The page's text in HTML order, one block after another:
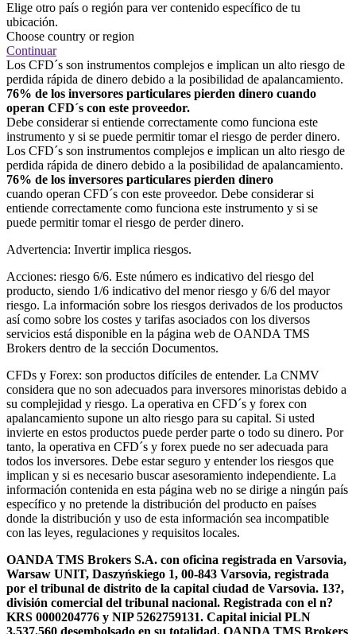
Elige otro país o región para ver contenido específico de tu
ubicación.
Choose country or region
Continuar
Los CFD´s son instrumentos complejos e implican un alto riesgo de
perdida rápida de dinero debido a la posibilidad de apalancamiento.
76% de los inversores particulares pierden dinero cuando
operan CFD´s con este proveedor.
Debe considerar si entiende correctamente como funciona este
instrumento y si se puede permitir tomar el riesgo de perder dinero.
Los CFD´s son instrumentos complejos e implican un alto riesgo de
perdida rápida de dinero debido a la posibilidad de apalancamiento.
76% de los inversores particulares pierden dinero
cuando operan CFD´s con este proveedor. Debe considerar si
entiende correctamente como funciona este instrumento y si se
puede permitir tomar el riesgo de perder dinero.
Advertencia: Invertir implica riesgos.
Acciones: riesgo 6/6. Este número es indicativo del riesgo del
producto, siendo 1/6 indicativo del menor riesgo y 6/6 del mayor
riesgo. La información sobre los riesgos derivados de los productos
así como sobre los costes y tarifas asociados con los diversos
servicios está disponible en la página web de OANDA TMS
Brokers dentro de la sección Documentos.
CFDs y Forex: son productos difíciles de entender. La CNMV
considera que no son adecuados para inversores minoristas debido a
su complejidad y riesgo. La operativa en CFD´s y forex con
apalancamiento supone un alto riesgo para su capital. Si usted
invierte en estos productos puede perder parte o todo su dinero. Por
tanto, la operativa en CFD´s y forex puede no ser adecuada para
todos los inversores. Debe estar seguro y entender los riesgos que
implican y si es necesario buscar asesoramiento independiente. La
información contenida en esta página web no se dirige a ningún país
específico y no pretende la distribución del producto en países
donde la distribución y uso de esta información sea incompatible
con las leyes, regulaciones y requisitos locales.
OANDA TMS Brokers S.A. con oficina registrada en Varsovia,
Warsaw UNIT, Daszyńskiego 1, 00-843 Varsovia, registrada
por el tribunal de distrito de la capital ciudad de Varsovia. 13?,
división comercial del tribunal nacional. Registrada con el n?
KRS 0000204776 y NIP 5262759131. Capital inicial PLN